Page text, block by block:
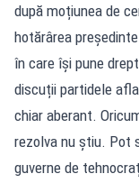
după moțiunea de
hotărârea
în care își pune
discuții partidele
chiar aberant.
rezolva nu știu. Pot
guverne de